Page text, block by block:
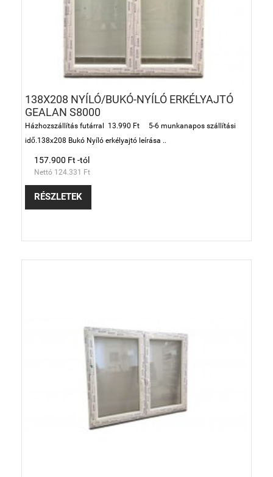
138X208 NYÍLÓ/BUKÓ-NYÍLÓ ERKÉLYAJTÓ
GEALAN S8000
Házhozszállítás futárral 13.990 Ft 5-6 munkanapos szállítási
idő.138x208 Bukó Nyíló erkélyajtó leírása ..
157.900 Ft -tól
Nettó 124.331 Ft
RÉSZLETEK